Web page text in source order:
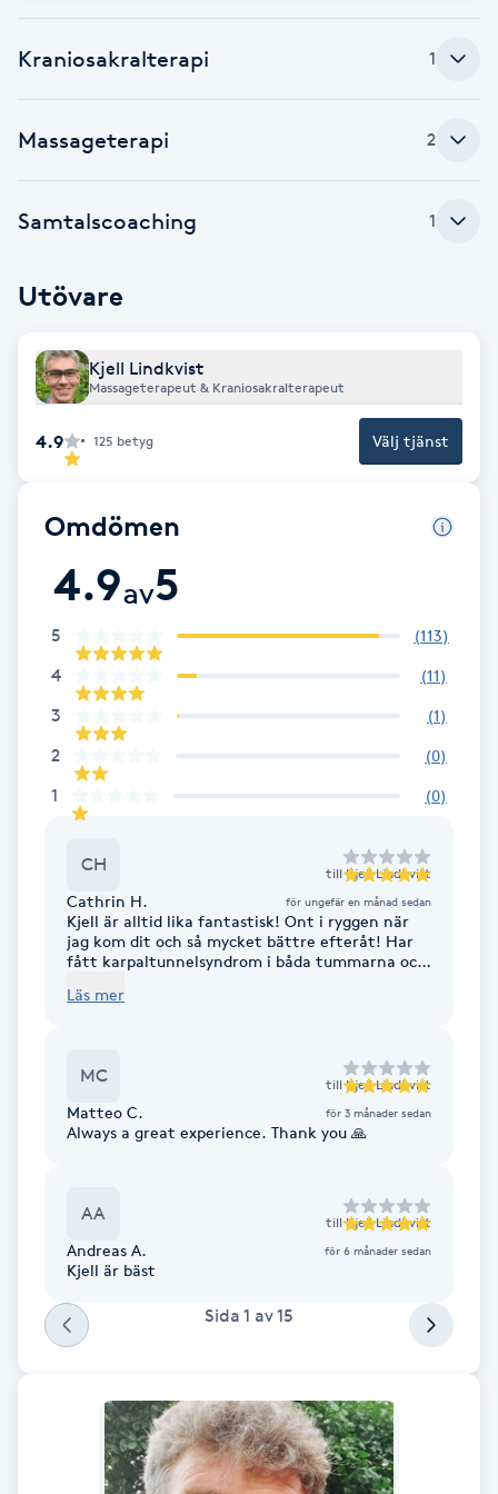
Balayage
Barber
Barnklippning
BIAB
Bottenfärg
Brynformning
Brynfärgning
Brynplockning
Bröllopsuppsättning
Celluliter
Coachning
Color correction
Cryoterapi
Damklippning
Diamantslipning
Enzympeeling
Extensions
Extensions borttagning
Eyeliner-tatuering
Kraniosakralterapi 1
Massageterapi 2
Samtalscoaching 1
Utövare
Kjell Lindkvist
Massageterapeut & Kraniosakralterapeut
4.9 125 betyg Välj tjänst
Omdömen
4.9av5
5 (113)
4 (11)
3 (1)
2 (0)
1 (0)
CH till Kjell Lindkvist
Cathrin H. för ungefär en månad sedan
Kjell är alltid lika fantastisk! Ont i ryggen när
jag kom dit och så mycket bättre efteråt! Har
fått karpaltunnelsyndrom i båda tummarna och
Rekommenderar honom varmt!
Läs mer
MC till Kjell Lindkvist
Matteo C. för 3 månader sedan
Always a great experience. Thank you 🙏
AA till Kjell Lindkvist
Andreas A. för 6 månader sedan
Kjell är bäst
Sida 1 av15